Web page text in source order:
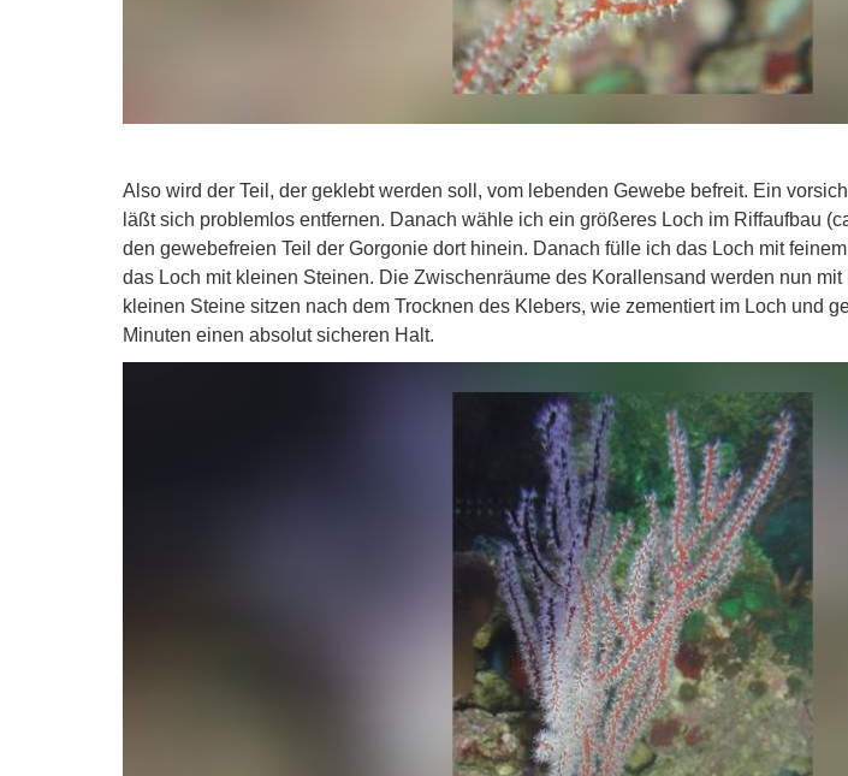
Also wird der Teil, der geklebt werden soll, vom lebenden Gewebe befreit. Ein
läßt sich problemlos entfernen. Danach wähle ich ein größeres Loch im Riffaufbau
den gewebefreien Teil der Gorgonie dort hinein. Danach fülle ich das Loch mit
das Loch mit kleinen Steinen. Die Zwischenräume des Korallensand werden nun
kleinen Steine sitzen nach dem Trocknen des Klebers, wie zementiert im Loch und
Minuten einen absolut sicheren Halt.